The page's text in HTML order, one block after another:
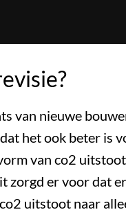
van nieuwe
het ook beter is
van co2
zorgd er voor dat
uitstoot naar